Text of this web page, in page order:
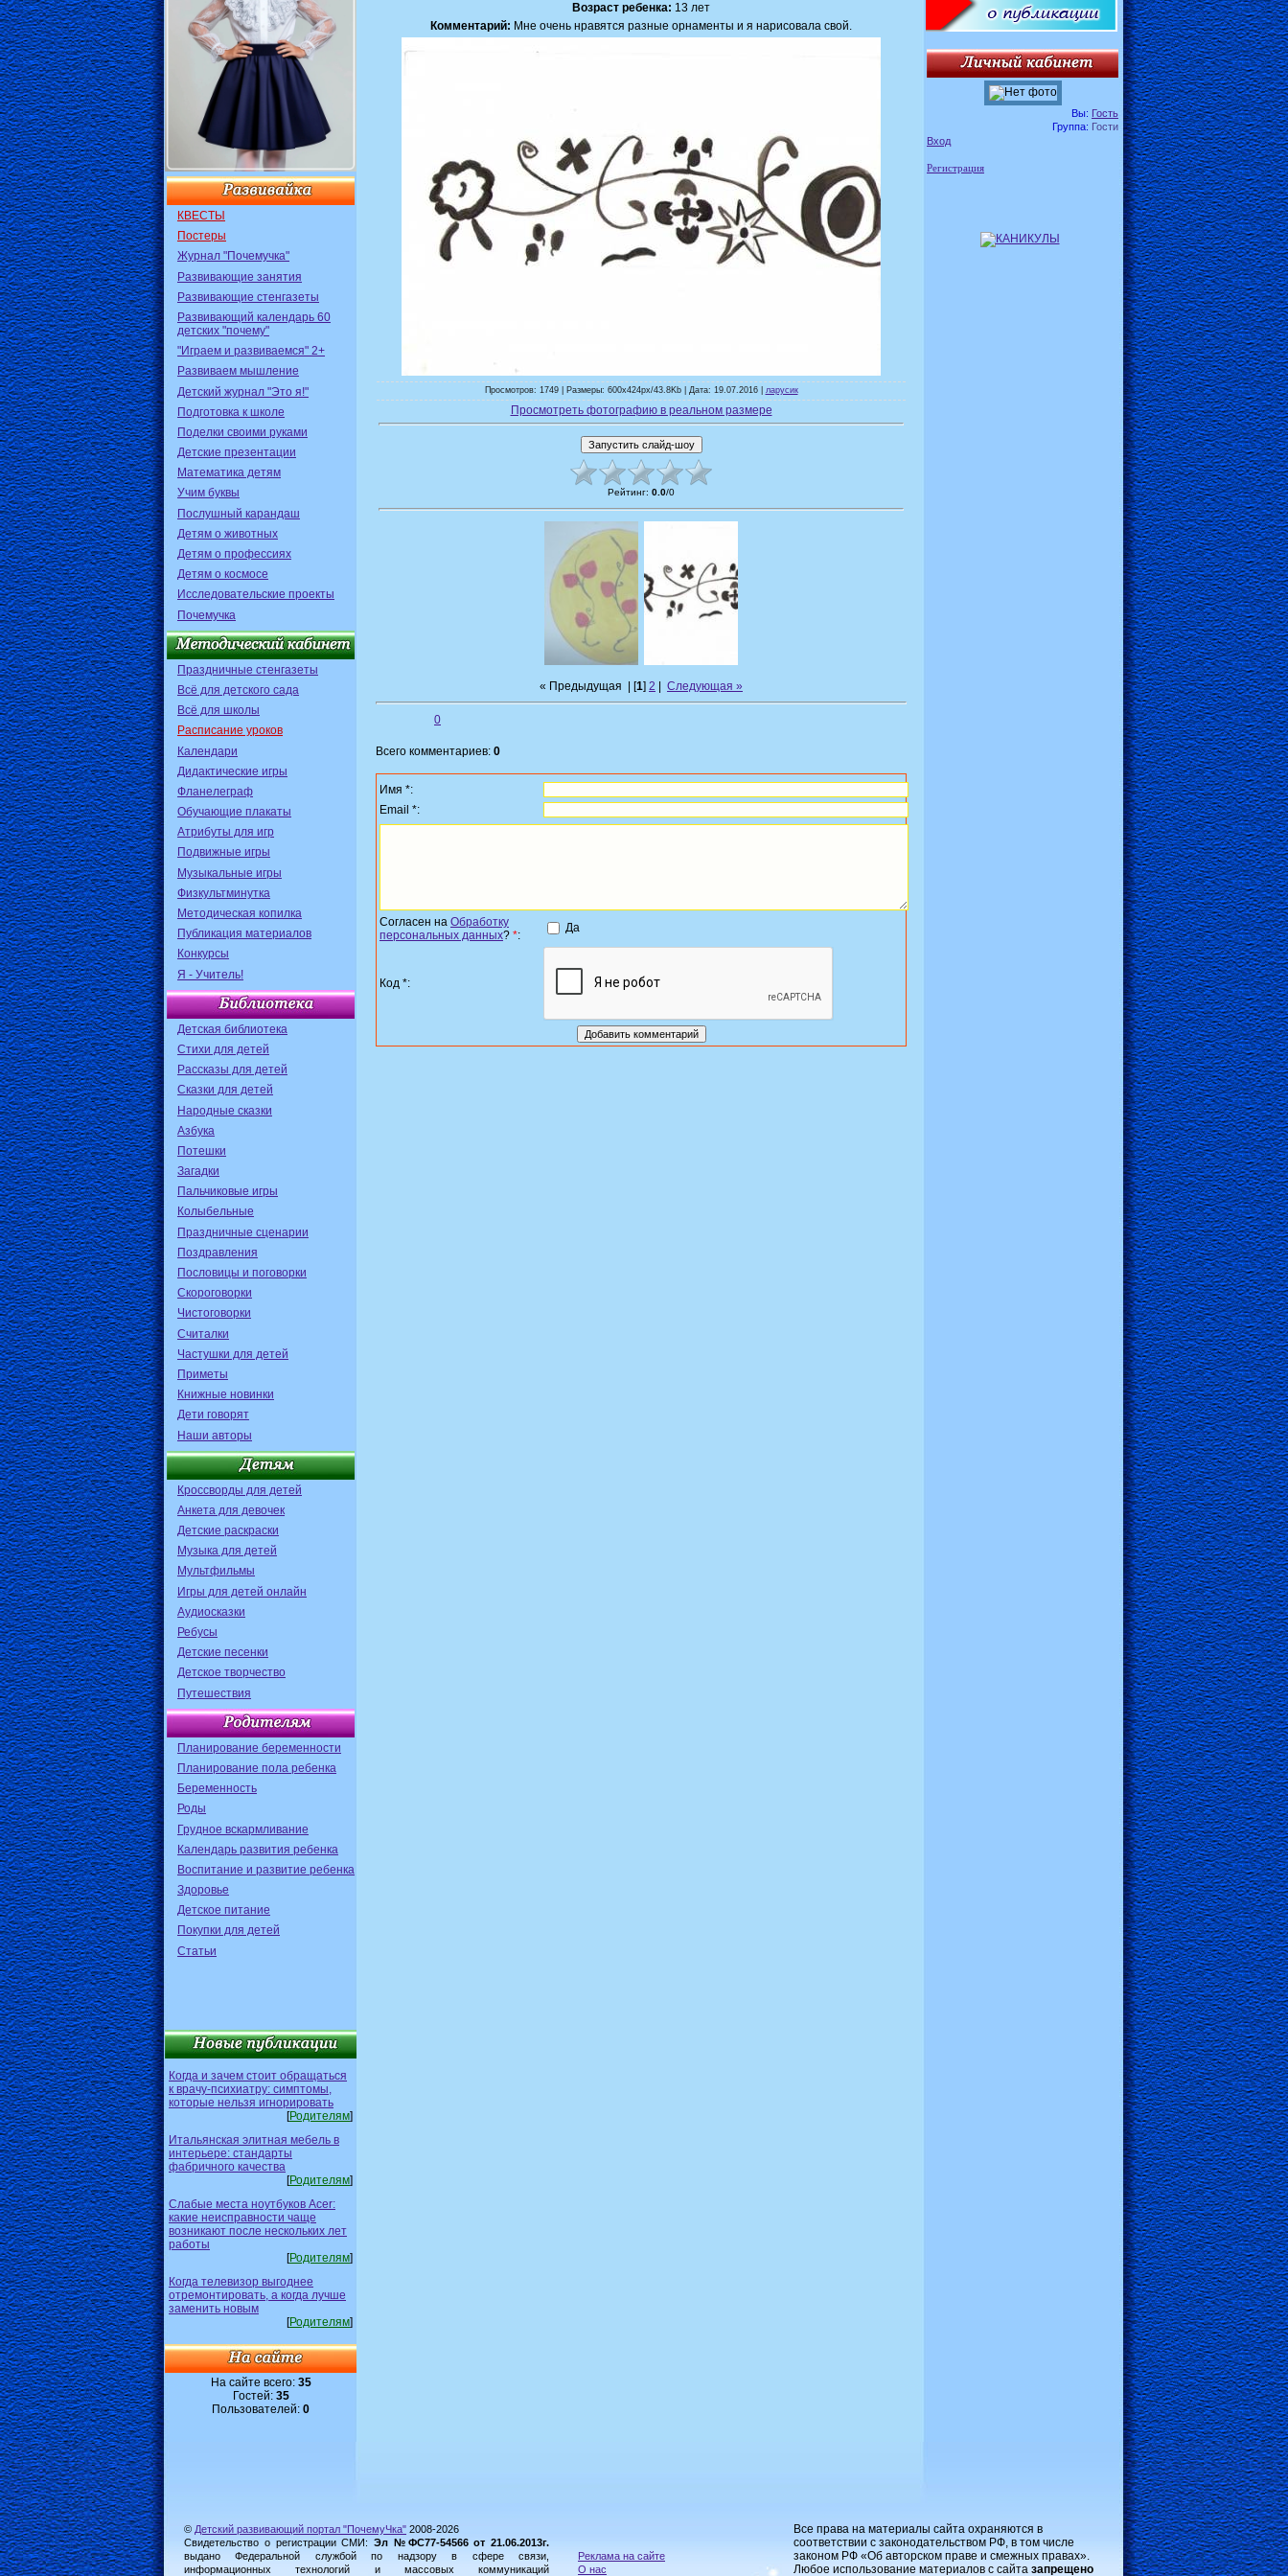
КВЕСТЫ
Постеры
Журнал "Почемучка"
Развивающие занятия
Развивающие стенгазеты
Развивающий календарь 60
детских "почему"
"Играем и развиваемся" 2+
Развиваем мышление
Детский журнал "Это я!"
Подготовка к школе
Поделки своими руками
Детские презентации
Математика детям
Учим буквы
Послушный карандаш
Детям о животных
Детям о профессиях
Детям о космосе
Исследовательские проекты
Почемучка
Праздничные стенгазеты
Всё для детского сада
Всё для школы
Расписание уроков
Календари
Дидактические игры
Фланелеграф
Обучающие плакаты
Атрибуты для игр
Подвижные игры
Музыкальные игры
Физкультминутка
Методическая копилка
Публикация материалов
Конкурсы
Я - Учитель!
Детская библиотека
Стихи для детей
Рассказы для детей
Сказки для детей
Народные сказки
Азбука
Потешки
Загадки
Пальчиковые игры
Колыбельные
Праздничные сценарии
Поздравления
Пословицы и поговорки
Скороговорки
Чистоговорки
Считалки
Частушки для детей
Приметы
Книжные новинки
Дети говорят
Наши авторы
Кроссворды для детей
Анкета для девочек
Детские раскраски
Музыка для детей
Мультфильмы
Игры для детей онлайн
Аудиосказки
Ребусы
Детские песенки
Детское творчество
Путешествия
Планирование беременности
Планирование пола ребенка
Беременность
Роды
Грудное вскармливание
Календарь развития ребенка
Воспитание и развитие ребенка
Здоровье
Детское питание
Покупки для детей
Статьи
Когда и зачем стоит обращаться
к врачу-психиатру: симптомы,
которые нельзя игнорировать
[Родителям]
Итальянская элитная мебель в
интерьере: стандарты
фабричного качества
[Родителям]
Слабые места ноутбуков Acer:
какие неисправности чаще
возникают после нескольких лет
работы
[Родителям]
Когда телевизор выгоднее
отремонтировать, а когда лучше
заменить новым
[Родителям]
На сайте всего: 35
Гостей: 35
Пользователей: 0
Возраст ребенка: 13 лет
Комментарий: Мне очень нравятся разные орнаменты и я нарисовала свой.
Просмотров: 1749 | Размеры: 600x424px/43.8Kb | Дата: 19.07.2016 | ларусик
Просмотреть фотографию в реальном размере
Рейтинг: 0.0/0
« Предыдущая | [1] 2 Следующая »
0
Всего комментариев: 0
Имя *:
Email *:
Согласен на Обработку
персональных данных? *:
Да
Код *:
Вы: Гость
Группа: Гости
Вход
Регистрация
© Детский развивающий портал "ПочемуЧка" 2008-2026
Свидетельство о регистрации СМИ: Эл №ФС77-54566 от 21.06.2013г.
выдано Федеральной службой по надзору в сфере связи,
информационных технологий и массовых коммуникаций
Реклама на сайте
О нас
Все права на материалы сайта охраняются в
соответствии с законодательством РФ, в том числе
законом РФ «Об авторском праве и смежных правах».
Любое использование материалов с сайта запрещено